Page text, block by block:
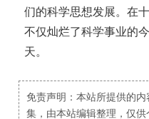
们的科学思想发展。在
不仅灿烂了科学事业的
天。
免责声明：本站所提供的
集，由本站编辑整理，仅